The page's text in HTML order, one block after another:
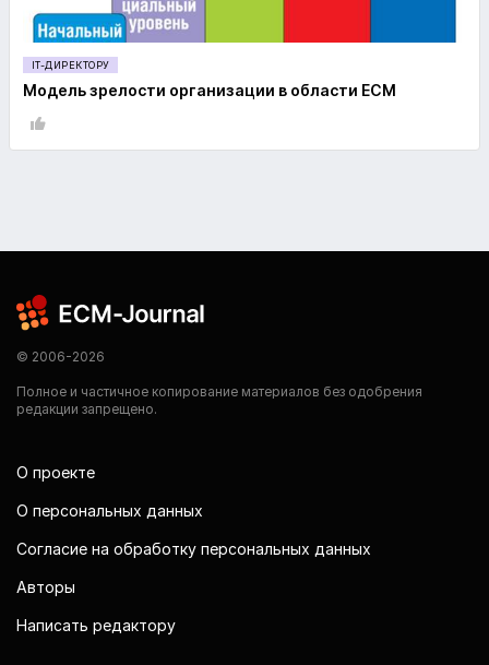
IT-ДИРЕКТОРУ
Модель зрелости организации в области ECM
© 2006-2026
Полное и частичное копирование материалов без одобрения
редакции запрещено.
О проекте
О персональных данных
Согласие на обработку персональных данных
Авторы
Написать редактору